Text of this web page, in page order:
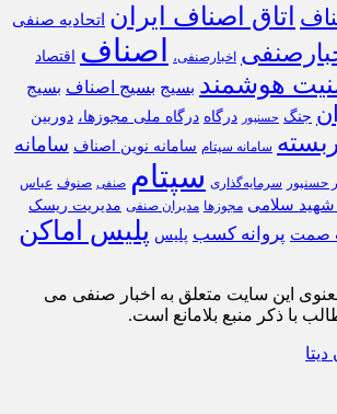
اتاق اصناف ایران اتحادیه صنفی
اخبارصنفی، اصناف
اقتصاد
هوشمند بسیج بسیج اصناف بسیج
جنگ حسنپور درگاه درگاه ملی مجوزها، دوربین
سامانه سپتام سامانه نوین اصناف سامانه
حسنپور سرمایه‌گذاری سپتام صنفی صنوف عباس
شهید سلامی مجوزها مدیران صنفی مدیریت ریسک
صمت پروانه کسب پلیس پلیس اماکن
این سایت متعلق به اخبار صنفی می
با ذکر منبع بلامانع است.